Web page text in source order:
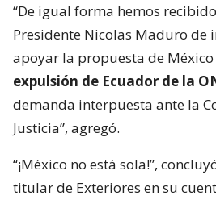
“De igual forma hemos
Presidente Nicolas Maduro de
apoyar la propuesta de
expulsión de Ecuador de la
demanda interpuesta ante la
Justicia”, agregó.
“¡México no está sola!”,
titular de Exteriores en su